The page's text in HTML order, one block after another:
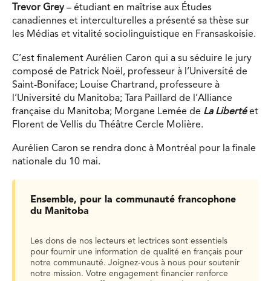
Trevor Grey– étudiant en maîtrise aux Études
canadiennes et interculturelles a présenté sa thèse sur
les ​Médias et vitalité sociolinguistique en Fransaskoisie.
C’est finalement Aurélien Caron qui a su séduire le jury
composé de Patrick Noël, professeur à l’Université de
Saint-Boniface; Louise Chartrand, professeure à
l’Université du Manitoba; Tara Paillard de l’Alliance
française du Manitoba; Morgane Lemée de La Libertéet
Florent de Vellis du Théâtre Cercle Molière.
Aurélien Caron se rendra donc à Montréal pour la finale
nationale du 10 mai.
Ensemble, pour la communauté francophone
du Manitoba
Les dons de nos lecteurs et lectrices sont essentiels
pour fournir une information de qualité en français pour
notre communauté. Joignez-vous à nous pour soutenir
notre mission. Votre engagement financier renforce